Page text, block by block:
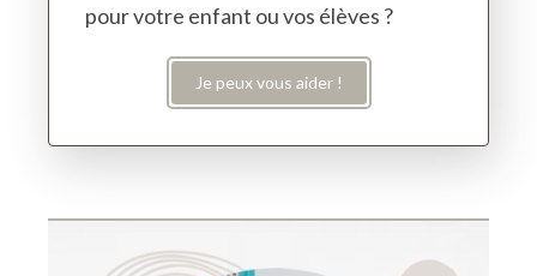
pour votre enfant ou vos élèves ?
Je peux vous aider !